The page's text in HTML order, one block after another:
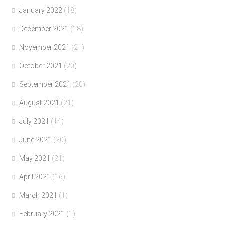
January 2022 (18)
December 2021 (18)
November 2021 (21)
October 2021 (20)
September 2021 (20)
August 2021 (21)
July 2021 (14)
June 2021 (20)
May 2021 (21)
April 2021 (16)
March 2021 (1)
February 2021 (1)